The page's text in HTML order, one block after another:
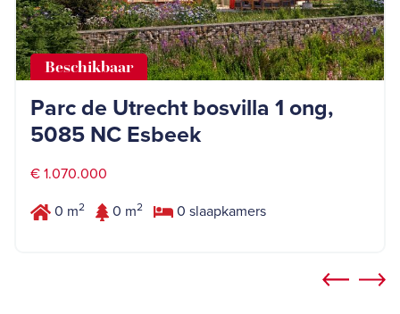
Beschikbaar
Parc de Utrecht bosvilla 1 ong,
5085 NC Esbeek
€ 1.070.000
0 m2 0 m2 0 slaapkamers